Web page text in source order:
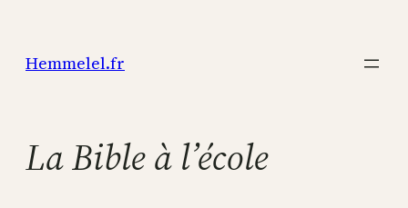
contenu
Hemmelel.fr
La Bible à l’école